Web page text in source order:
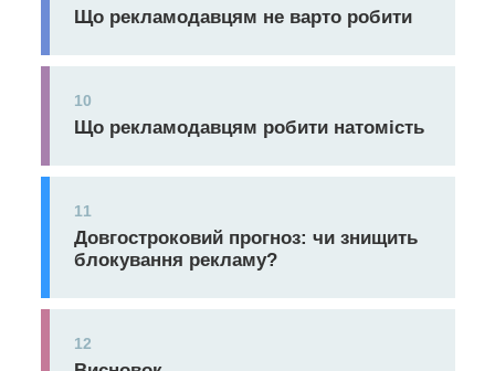
Що рекламодавцям не варто робити
10
Що рекламодавцям робити натомість
11
Довгостроковий прогноз: чи знищить
блокування рекламу?
12